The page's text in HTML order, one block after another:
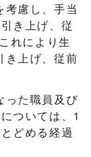
考慮し、手当
き上げ、従
れにより生
き上げ、従前
った職員及び
ついては、1
どめる経過